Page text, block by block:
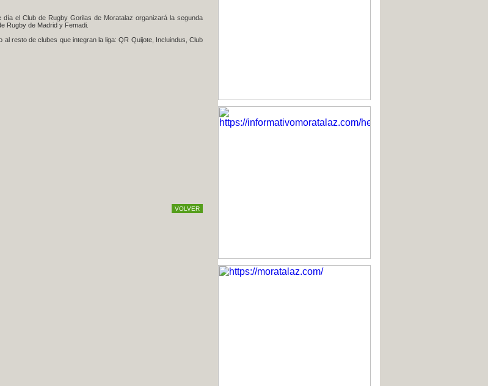
el Club de Rugby Gorilas de Moratalaz organizará la segunda
Rugby de Madrid y Femadi.
resto de clubes que integran la liga: QR Quijote, Incluindus, Club
VOLVER